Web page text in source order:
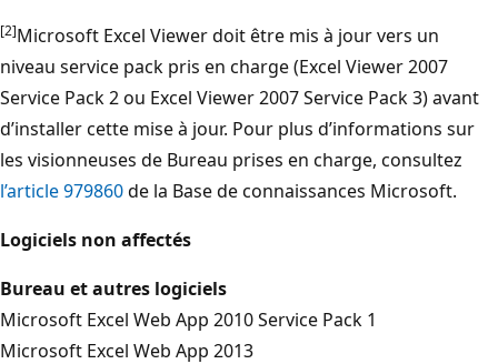
[2]Microsoft Excel Viewer doit être mis à jour vers un
niveau service pack pris en charge (Excel Viewer 2007
Service Pack 2 ou Excel Viewer 2007 Service Pack 3) avant
d’installer cette mise à jour. Pour plus d’informations sur
les visionneuses de Bureau prises en charge, consultez
l’article 979860de la Base de connaissances Microsoft.
Logiciels non affectés
Bureau et autres logiciels
Microsoft Excel Web App 2010 Service Pack 1
Microsoft Excel Web App 2013